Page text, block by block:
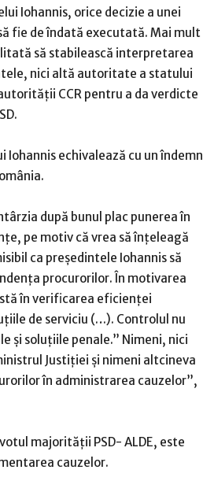
Iohannis, orice decizie a unei
fie de îndată executată. Mai mult
să stabilească interpretarea
nici altă autoritate a statului
CCR pentru a da verdicte
echivalează cu un îndemn
după bunul plac punerea în
pe motiv că vrea să înţeleagă
ca preşedintele Iohannis să
procurorilor. În motivarea
în verificarea eficienţei
de serviciu (…). Controlul nu
şi soluţiile penale.” Nimeni, nici
Justiţiei şi nimeni altcineva
în administrarea cauzelor”,
majorităţii PSD- ALDE, este
cauzelor.